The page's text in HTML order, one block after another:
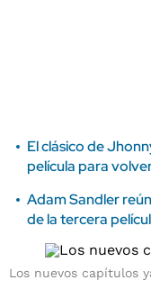
El clásico de
película para
Adam Sandler
de la tercera
Los nuevos capítulos